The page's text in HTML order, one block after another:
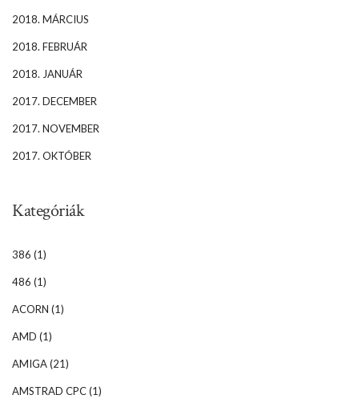
2018. MÁRCIUS
2018. FEBRUÁR
2018. JANUÁR
2017. DECEMBER
2017. NOVEMBER
2017. OKTÓBER
Kategóriák
386 (1)
486 (1)
ACORN (1)
AMD (1)
AMIGA(21)
AMSTRAD CPC(1)